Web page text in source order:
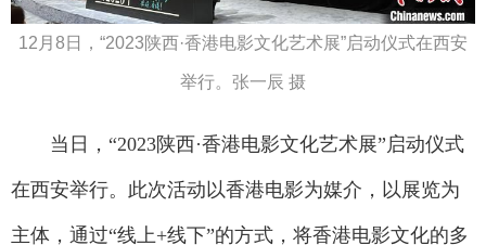
12月8日，“2023陕西·香港电影文化艺术展”启动仪式在西安
举行。张一辰 摄
当日，“2023陕西·香港电影文化艺术展”启动仪式
在西安举行。此次活动以香港电影为媒介，以展览为
主体，通过“线上+线下”的方式，将香港电影文化的多